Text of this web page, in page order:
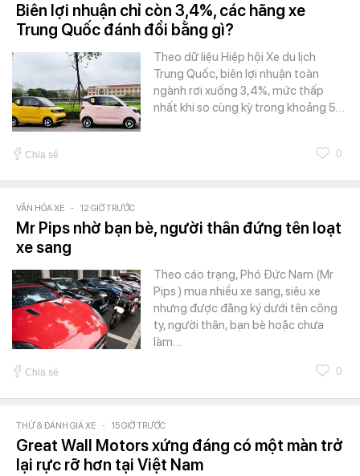
Biên lợi nhuận chỉ còn 3,4%, các hãng xe
Trung Quốc đánh đổi bằng gì?
Theo dữ liệu Hiệp hội Xe du lịch
Trung Quốc, biên lợi nhuận toàn
ngành rơi xuống 3,4%, mức thấp
nhất khi so cùng kỳ trong khoảng 5…
Chia sẻ 0
VĂN HÓA XE - 12 GIỜ TRƯỚC
Mr Pips nhờ bạn bè, người thân đứng tên loạt
xe sang
Theo cáo trạng, Phó Đức Nam (Mr
Pips ) mua nhiều xe sang, siêu xe
nhưng được đăng ký dưới tên công
ty, người thân, bạn bè hoặc chưa
làm…
Chia sẻ 0
THỬ & ĐÁNH GIÁ XE - 15 GIỜ TRƯỚC
Great Wall Motors xứng đáng có một màn trở
lại rực rỡ hơn tại Việt Nam